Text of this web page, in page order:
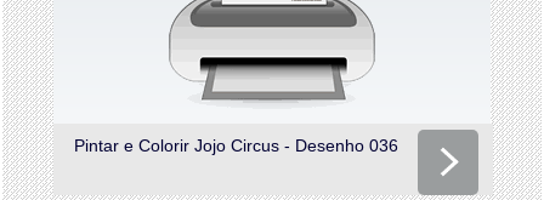
Pintar e Colorir Jojo Circus - Desenho 036